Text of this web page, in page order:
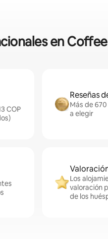
en
COP
Reseñas
Más de
a elegir
Los
valoración
de los